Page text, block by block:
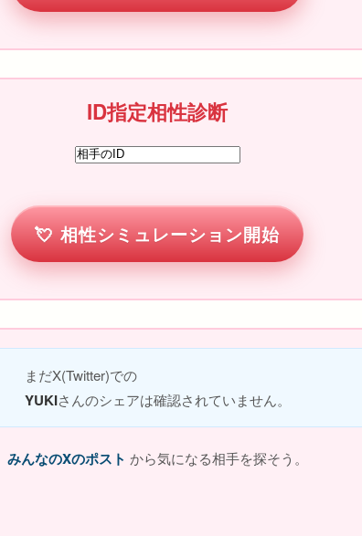
ID指定相性診断
相性シミュレーション開始
まだX(Twitter)での
YUKIさんのシェアは確認されていません。
みんなのXのポスト から気になる相手を探そう。